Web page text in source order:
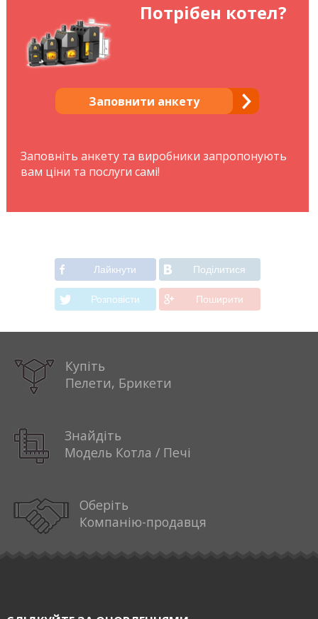
Потрібен котел?
Заповнити анкету
Заповніть анкету та виробники запропонують
вам ціни та послуги самі!
Лайкнути Подiлитися
Розповiсти Поширити
Купіть
Пелети, Брикети
Знайдіть
Модель Котла / Печі
Оберіть
Компанію-продавця